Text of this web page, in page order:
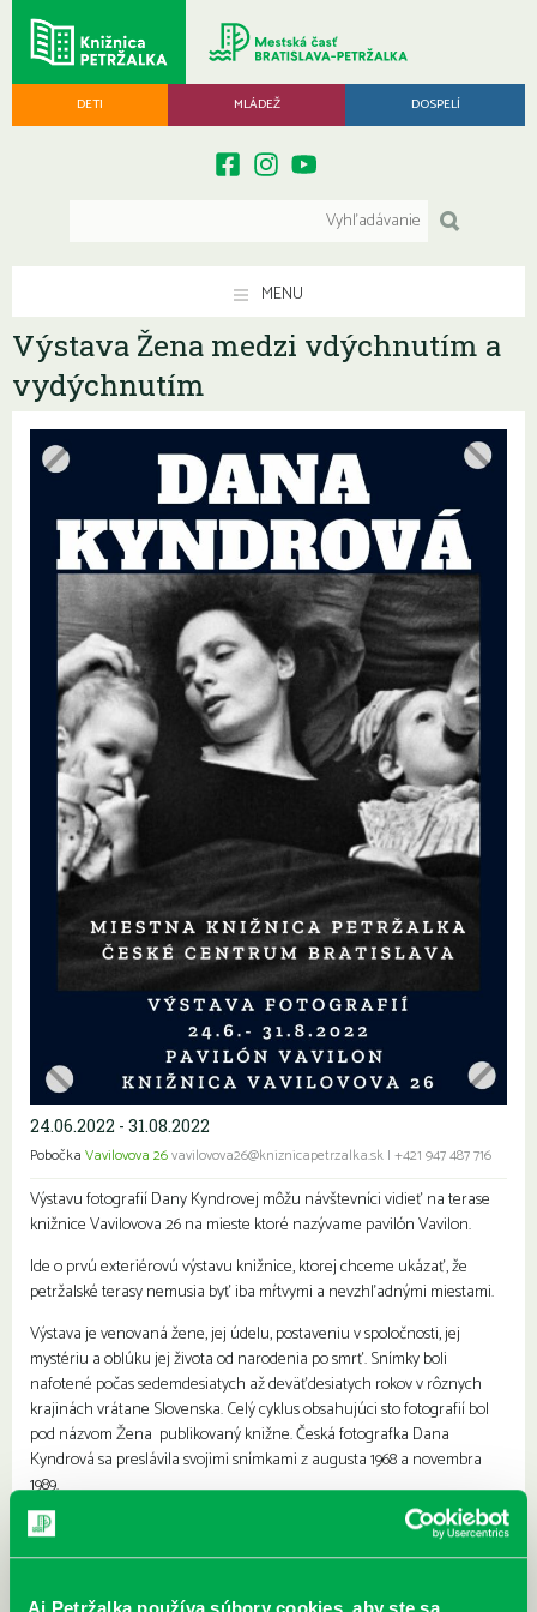
Aj Petržalka používa súbory cookies, aby ste sa
DETI MLÁDEŽ DOSPELÍ
MENU
Výstava Žena medzi vdýchnutím a
vydýchnutím
24.06.2022 - 31.08.2022
Pobočka Vavilovova 26vavilovova26@kniznicapetrzalka.sk | +421 947 487 716
Výstavu fotografií Dany Kyndrovej môžu návštevníci vidieť na terase
knižnice Vavilovova 26 na mieste ktoré nazývame pavilón Vavilon.
Ide o prvú exteriérovú výstavu knižnice, ktorej chceme ukázať, že
petržalské terasy nemusia byť iba mŕtvymi a nevzhľadnými miestami.
Výstava je venovaná žene, jej údelu, postaveniu v spoločnosti, jej
mystériu a oblúku jej života od narodenia po smrť. Snímky boli
nafotené počas sedemdesiatych až deväťdesiatych rokov v rôznych
krajinách vrátane Slovenska. Celý cyklus obsahujúci sto fotografií bol
pod názvom Žena publikovaný knižne. Česká fotografka Dana
Kyndrová sa preslávila svojimi snímkami z augusta 1968 a novembra
1989.
Výstavu sme pripravili v spolupráci s Českým centrom Bratislava.
Najbližšie podujatia